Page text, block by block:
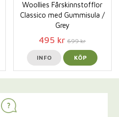
Woollies Fårskinnstofflor
Classico med Gummisula /
Grey
495 kr 699 kr
INFO KÖP